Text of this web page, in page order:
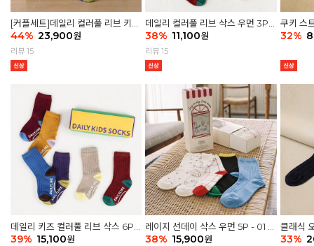
[커플세트]데일리 컬러풀 리브 키즈
6P & 우먼3P 삭스세트
44% 23,900원
리뷰 15
데일리 컬러풀 리브 삭스 우먼 3P
세트
38% 11,100원
리뷰 15
데일리 키즈 컬러풀 리브 삭스 6P -
03 세트
39% 15,100원
레이지 선데이 삭스 우먼 5P - 01 G
athering
38% 15,900원
쿠키 스
32%
클래식
세트
33%